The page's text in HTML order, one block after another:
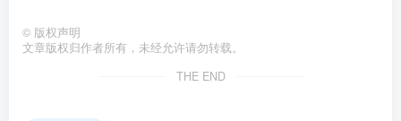
© 版权声明
文章版权归作者所有，未经允许请勿转载。
THE END